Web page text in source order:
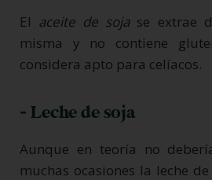
El aceite de sojase extrae
misma y no contiene
considera apto para celíacos.
- Leche de soja
Aunque en teoría no
muchas ocasiones la leche